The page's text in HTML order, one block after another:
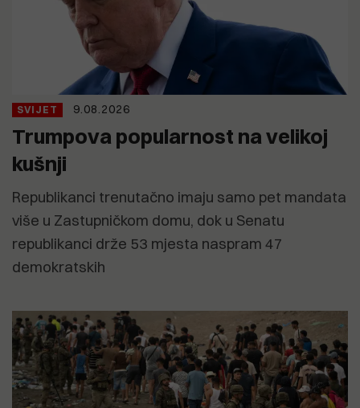
SVIJET 9.08.2026
Trumpova popularnost na velikoj
kušnji
Republikanci trenutačno imaju samo pet mandata
više u Zastupničkom domu, dok u Senatu
republikanci drže 53 mjesta naspram 47
demokratskih